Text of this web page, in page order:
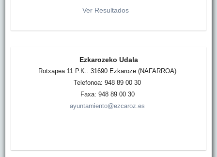
Ver Resultados
Ezkarozeko Udala
Rotxapea 11 P.K.: 31690 Ezkaroze (NAFARROA)
Telefonoa: 948 89 00 30
Faxa: 948 89 00 30
ayuntamiento@ezcaroz.es